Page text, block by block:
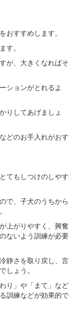
おすすめします。
す。
が、大きくなればそ
ションがとれるよ
りしてあげましょ
どのお手入れがおす
てもしつけのしやす
で、子犬のうちから
上がりやすく、興奮
ないよう訓練が必要
静さを取り戻し、言
しょう。
り」や「まて」など
訓練などが効果的で